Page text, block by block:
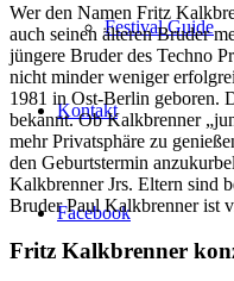
Festival Guide
Kontakt
Facebook
Wer den Namen Fritz
auch seinen älteren Bruder
jüngere Bruder des Techno
nicht minder weniger
1981 in Ost-Berlin geboren.
bekannt. Ob Kalkbrenner
mehr Privatsphäre zu
den Geburtstermin
Kalkbrenner Jrs. Eltern sind
Bruder Paul Kalkbrenner ist
Fritz Kalkbrenner